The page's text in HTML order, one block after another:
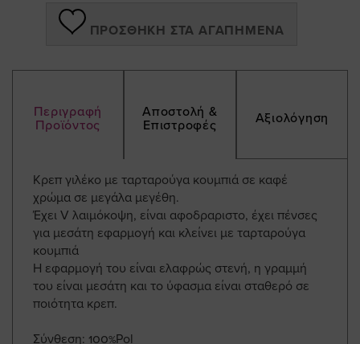
ΠΡΟΣΘΉΚΗ ΣΤΑ ΑΓΑΠΗΜΈΝΑ
Περιγραφή
Προϊόντος
Αποστολή &
Επιστροφές
Αξιολόγηση
Κρεπ γιλέκο με ταρταρούγα κουμπιά σε καφέ
χρώμα σε μεγάλα μεγέθη.
Έχει V λαιμόκοψη, είναι αφοδραριστο, έχει πένσες
για μεσάτη εφαρμογή και κλείνει με ταρταρούγα
κουμπιά
Η εφαρμογή του είναι ελαφρώς στενή, η γραμμή
του είναι μεσάτη και το ύφασμα είναι σταθερό σε
ποιότητα κρεπ.
Σύνθεση: 100%Pol